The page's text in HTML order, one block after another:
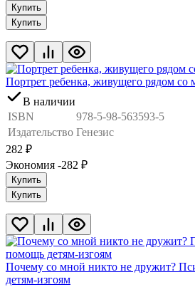
Купить
Купить
Портрет ребенка, живущего рядом со
В наличии
ISBN
978-5-98-563593-5
Издательство Генезис
282 ₽
Экономия -282 ₽
Купить
Купить
Почему со мной никто не дружит?
детям-изгоям